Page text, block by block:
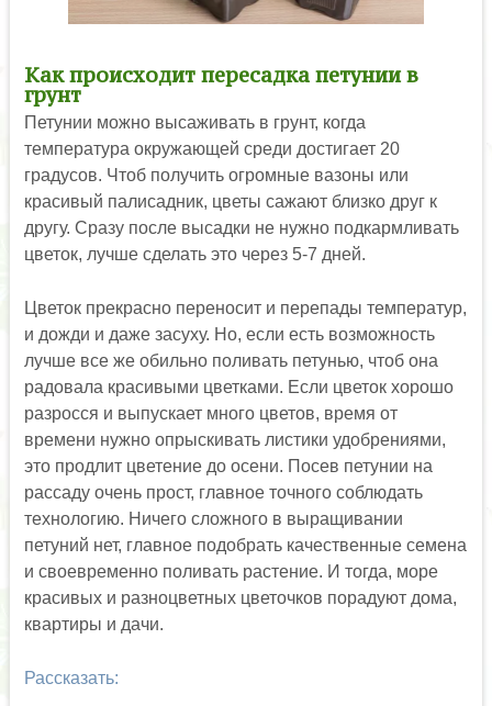
Как происходит пересадка петунии в
грунт
Петунии можно высаживать в грунт, когда
температура окружающей среди достигает 20
градусов. Чтоб получить огромные вазоны или
красивый палисадник, цветы сажают близко друг к
другу. Сразу после высадки не нужно подкармливать
цветок, лучше сделать это через 5-7 дней.
Цветок прекрасно переносит и перепады температур,
и дожди и даже засуху. Но, если есть возможность
лучше все же обильно поливать петунью, чтоб она
радовала красивыми цветками. Если цветок хорошо
разросся и выпускает много цветов, время от
времени нужно опрыскивать листики удобрениями,
это продлит цветение до осени. Посев петунии на
рассаду очень прост, главное точного соблюдать
технологию. Ничего сложного в выращивании
петуний нет, главное подобрать качественные семена
и своевременно поливать растение. И тогда, море
красивых и разноцветных цветочков порадуют дома,
квартиры и дачи.
Рассказать: